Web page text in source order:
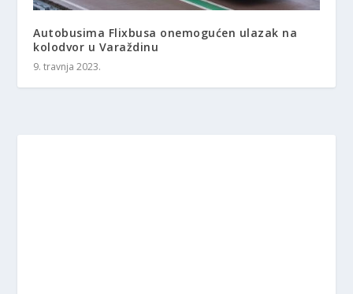
Autobusima Flixbusa onemogućen ulazak na
kolodvor u Varaždinu
9. travnja 2023.